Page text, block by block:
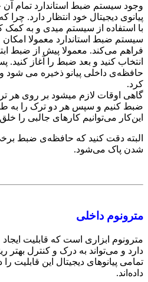
وجود سیستم ضبط استاندارد تمام آن
پیانوی دیجیتال خود انتظار دارد.
با استفاده از سیستم میدی و به کمک
سیستم ضبط استاندارد معمولا امکان
فراهم می‌کند. معمولا پیش از ضبط
انتخاب کنید و بعد ضبط را آغاز کنید.
حافظه‌ی داخلی پیانو ذخیره می شود
کرد.
گاهی اوقات لازم میشود بر روی هر
ضبط کنیم و سپس هر دو ترک را به
این‌کار می‌توانیم کارهای جالبی را
البته دقت کنید که حافظه‌ی ضبط
شدن پاک می‌شود.
مترونوم داخلی
مترونوم ابزاری است که قابلیت
دارد و می‌تواند به درک و کنترل بهتر
تمامی پیانوهای دیجیتال این
داده‌اند.